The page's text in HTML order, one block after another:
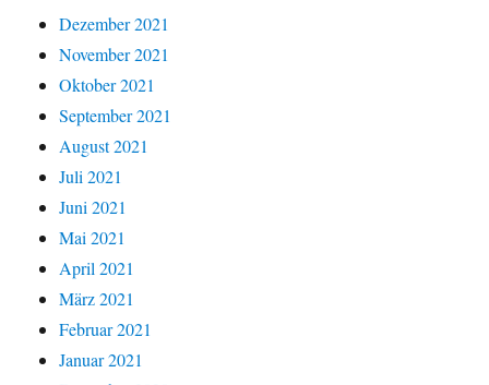
Dezember 2021
November 2021
Oktober 2021
September 2021
August 2021
Juli 2021
Juni 2021
Mai 2021
April 2021
März 2021
Februar 2021
Januar 2021